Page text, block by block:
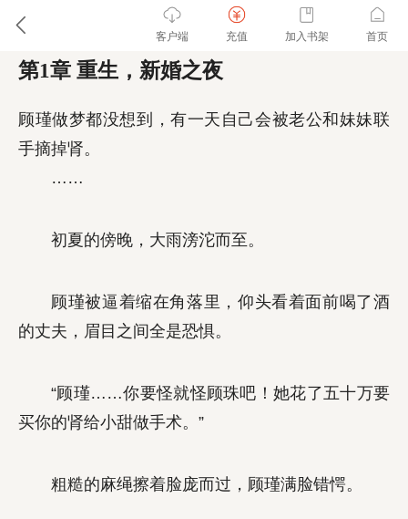
第1章 重生，新婚之夜
顾瑾做梦都没想到，有一天自己会被老公和妹妹联
手摘掉肾。
……
初夏的傍晚，大雨滂沱而至。
顾瑾被逼着缩在角落里，仰头看着面前喝了酒
的丈夫，眉目之间全是恐惧。
“顾瑾……你要怪就怪顾珠吧！她花了五十万要
买你的肾给小甜做手术。”
粗糙的麻绳擦着脸庞而过，顾瑾满脸错愕。
客户端 充值 加入书架 首页